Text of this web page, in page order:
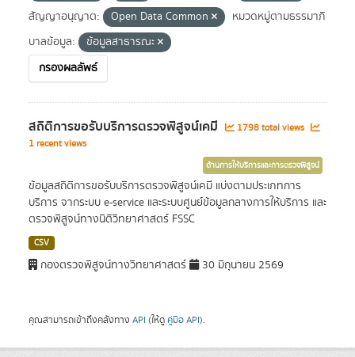
สัญญาอนุญาต:
Open Data Common
หมวดหมู่ตามธรรมาภิ
บาลข้อมูล:
ข้อมูลสาธารณะ
กรองผลลัพธ์
สถิติการขอรับบริการตรวจพิสูจน์เคมี
1798 total views
1 recent views
ด้านการให้บริการและการตรวจพิสูจน์
ข้อมูลสถิติการขอรับบริการตรวจพิสูจน์เคมี แบ่งตามประเภทการ
บริการ จากระบบ e-service และระบบศูนย์ข้อมูลกลางการให้บริการ และ
ตรวจพิสูจน์ทางนิติวิทยาศาสตร์ FSSC
CSV
กองตรวจพิสูจน์ทางวิทยาศาสตร์ 30 มิถุนายน 2569
คุณสามารถเข้าถึงคลังทาง API (ให้ดู คู่มือ API).